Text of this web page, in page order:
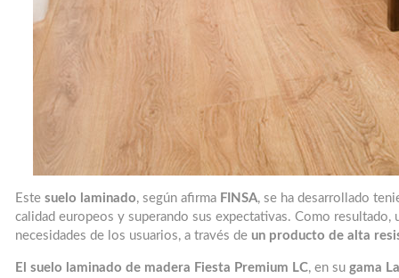
Estesuelo laminado, según afirma FINSA, se ha desarrollado
calidad europeos y superando sus expectativas. Como resultado,
necesidades de los usuarios, a través de un producto de alta
El suelo laminado de madera Fiesta Premium LC, en sugama